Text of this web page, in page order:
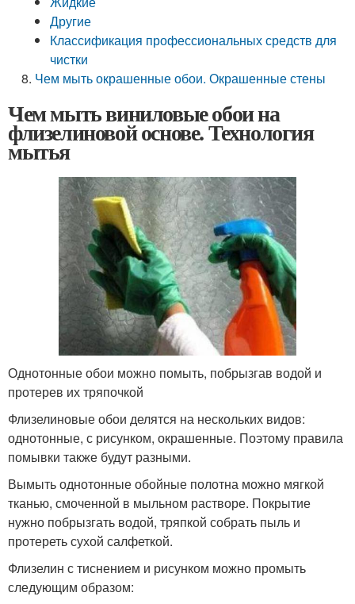
Другие
Классификация профессиональных средств для
чистки
Чем мыть окрашенные обои. Окрашенные стены
Чем мыть виниловые обои на
флизелиновой основе. Технология
мытья
Однотонные обои можно помыть, побрызгав водой и
протерев их тряпочкой
Флизелиновые обои делятся на нескольких видов:
однотонные, с рисунком, окрашенные. Поэтому правила
помывки также будут разными.
Вымыть однотонные обойные полотна можно мягкой
тканью, смоченной в мыльном растворе. Покрытие
нужно побрызгать водой, тряпкой собрать пыль и
протереть сухой салфеткой.
Флизелин с тиснением и рисунком можно промыть
следующим образом: